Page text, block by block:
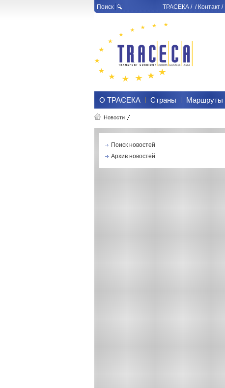
Поиск ТРАСЕКА/ /Контакт/
О ТРАСЕКА Страны Маршруты
Новости
Поиск новостей
Архив новостей